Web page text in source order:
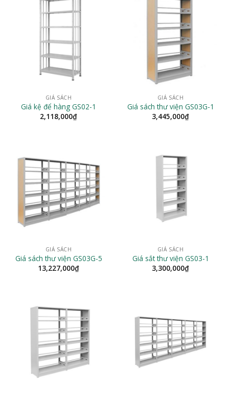
GIÁ SÁCH
Giá kệ để hàng GS02-1
2,118,000₫
GIÁ SÁCH
Giá sách thư viện GS03G-1
3,445,000₫
GIÁ SÁCH
Giá sách thư viện GS03G-5
13,227,000₫
GIÁ SÁCH
Giá sắt thư viện GS03-1
3,300,000₫